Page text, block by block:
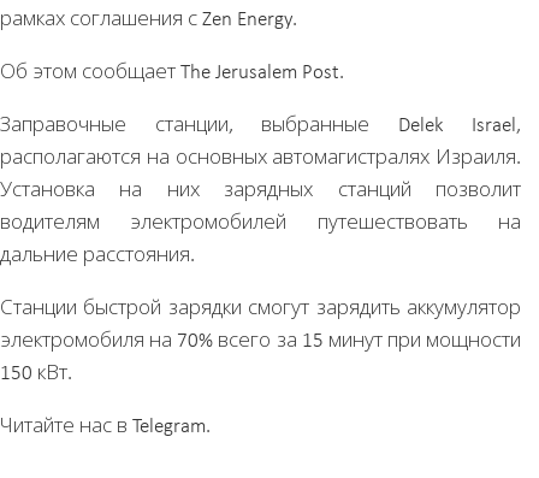
рамках соглашения с Zen Energy.
Об этом сообщает The Jerusalem Post.
Заправочные станции, выбранные Delek Israel,
располагаются на основных автомагистралях Израиля.
Установка на них зарядных станций позволит
водителям электромобилей путешествовать на
дальние расстояния.
Станции быстрой зарядки смогут зарядить аккумулятор
электромобиля на 70% всего за 15 минут при мощности
150 кВт.
Читайте нас в Telegram.